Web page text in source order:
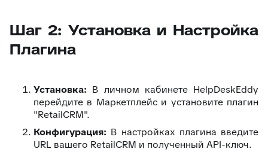
Шаг 2: Установка и Настройка
Плагина
Установка: В личном кабинете HelpDeskEddy
перейдите в Маркетплейс и установите плагин
"RetailCRM".
Конфигурация: В настройках плагина введите
URL вашего RetailCRM и полученный API-ключ.